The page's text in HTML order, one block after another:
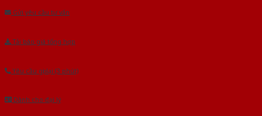
Gửi yêu cầu tư vấn
Tải báo giá tổng hợp
Yêu cầu gọi lại (3 phút)
Dành cho đại lý